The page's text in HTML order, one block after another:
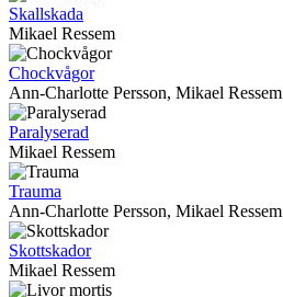
Skallskada
Mikael Ressem
Chockvågor
Ann-Charlotte Persson, Mikael Ressem
Paralyserad
Mikael Ressem
Trauma
Ann-Charlotte Persson, Mikael Ressem
Skottskador
Mikael Ressem